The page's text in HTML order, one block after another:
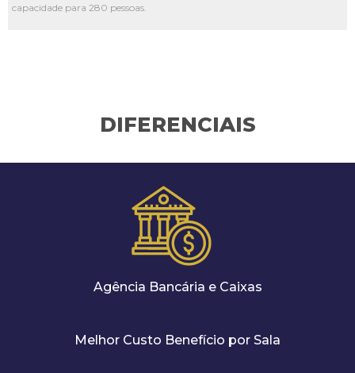
capacidade para 280 pessoas.
DIFERENCIAIS
Agência Bancária e Caixas
Melhor Custo Benefício por Sala